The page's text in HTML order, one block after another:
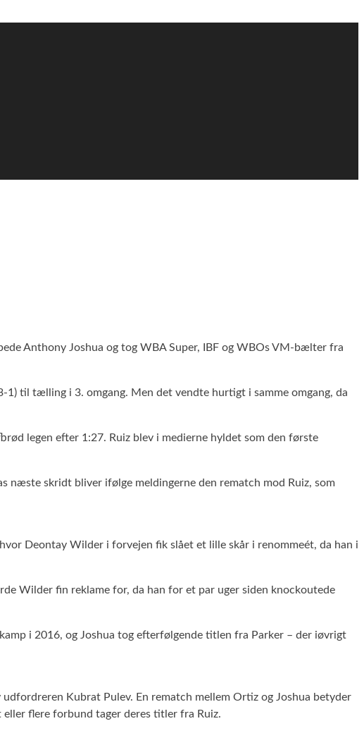
Anthony Joshua og tog WBA Super, IBF og WBOs VM-bælter fra
1) til tælling i 3. omgang. Men det vendte hurtigt i samme omgang, da
legen efter 1:27. Ruiz blev i medierne hyldet som den første
næste skridt bliver ifølge meldingerne den rematch mod Ruiz, som
Deontay Wilder i forvejen fik slået et lille skår i renommeét, da han i
Wilder fin reklame for, da han for et par uger siden knockoutede
i 2016, og Joshua tog efterfølgende titlen fra Parker – der iøvrigt
Kubrat Pulev. En rematch mellem Ortiz og Joshua betyder
flere forbund tager deres titler fra Ruiz.